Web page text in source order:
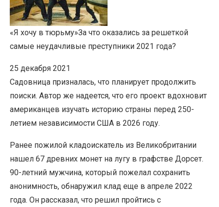
«Я хочу в тюрьму»За что оказались за решеткой
самые неудачливые преступники 2021 года?
25 декабря 2021
Садовница призналась, что планирует продолжить
поиски. Автор же надеется, что его проект вдохновит
американцев изучать историю страны перед 250-
летием независимости США в 2026 году.
Ранее пожилой кладоискатель из Великобритании
нашел 67 древних монет на лугу в графстве Дорсет.
90-летний мужчина, который пожелал сохранить
анонимность, обнаружил клад еще в апреле 2022
года. Он рассказал, что решил пройтись с